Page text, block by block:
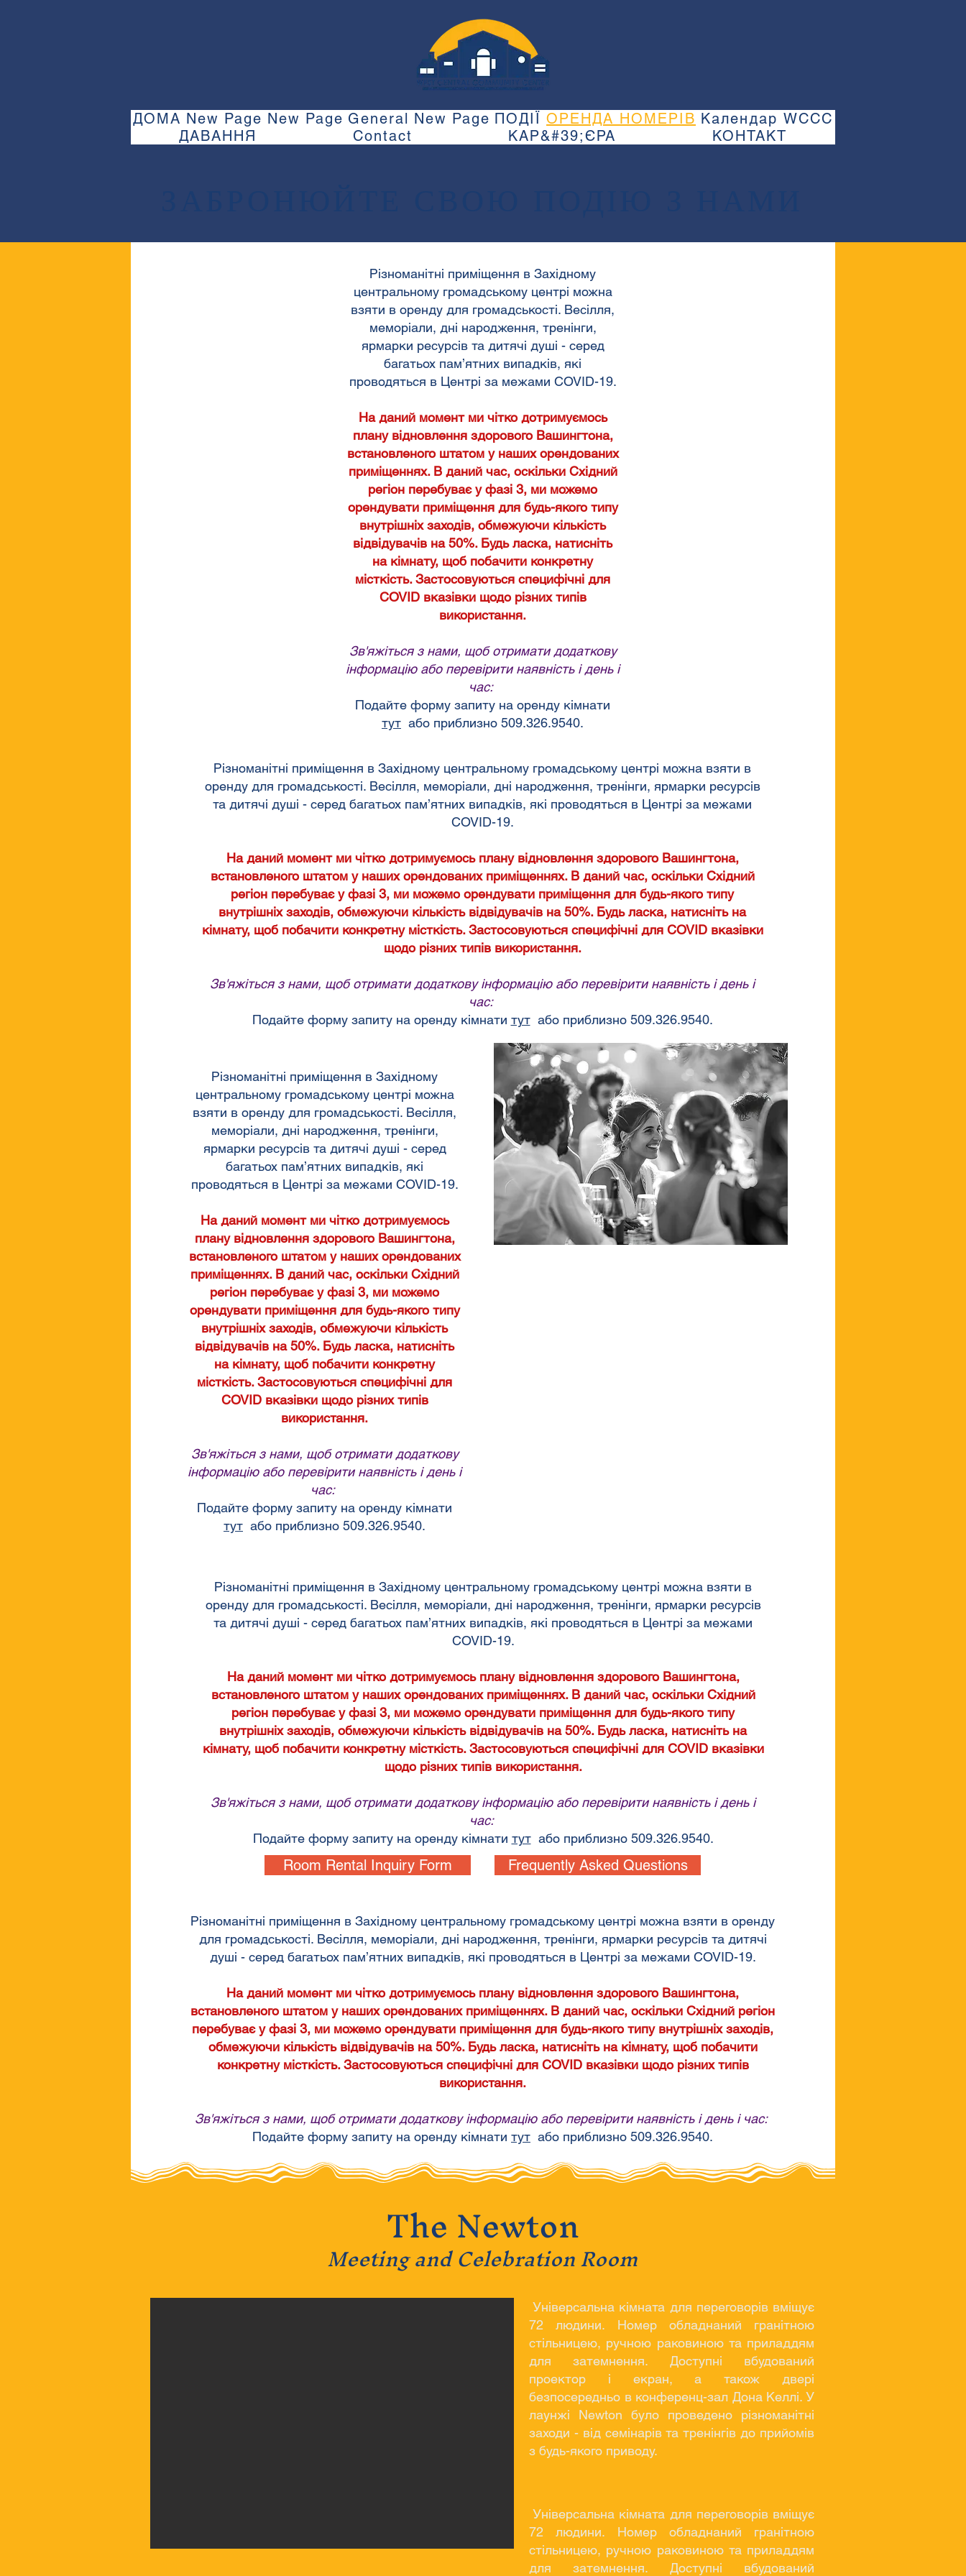
ДОМА New Page New Page General New Page ПОДІЇ ОРЕНДА НОМЕРІВ Календар WCCC
ДАВАННЯ
Contact КАР&#39;ЄРА КОНТАКТ
Різноманітні приміщення в Західному
центральному громадському центрі можна
взяти в оренду для громадськості. Весілля,
меморіали, дні народження, тренінги,
ярмарки ресурсів та дитячі душі - серед
багатьох пам’ятних випадків, які
проводяться в Центрі за межами COVID-19.
На даний момент ми чітко дотримуємось
плану відновлення здорового Вашингтона,
встановленого штатом у наших орендованих
приміщеннях. В даний час, оскільки Східний
регіон перебуває у фазі 3, ми можемо
орендувати приміщення для будь-якого типу
внутрішніх заходів, обмежуючи кількість
відвідувачів на 50%. Будь ласка, натисніть
на кімнату, щоб побачити конкретну
місткість. Застосовуються специфічні для
COVID вказівки щодо різних типів
використання.
Зв'яжіться з нами, щоб отримати додаткову
інформацію або перевірити наявність і день і
час:
Подайте форму запиту на оренду кімнати
тут або приблизно 509.326.9540.
Різноманітні приміщення в Західному центральному громадському центрі можна взяти в
оренду для громадськості. Весілля, меморіали, дні народження, тренінги, ярмарки ресурсів
та дитячі душі - серед багатьох пам’ятних випадків, які проводяться в Центрі за межами
COVID-19.
На даний момент ми чітко дотримуємось плану відновлення здорового Вашингтона,
встановленого штатом у наших орендованих приміщеннях. В даний час, оскільки Східний
регіон перебуває у фазі 3, ми можемо орендувати приміщення для будь-якого типу
внутрішніх заходів, обмежуючи кількість відвідувачів на 50%. Будь ласка, натисніть на
кімнату, щоб побачити конкретну місткість. Застосовуються специфічні для COVID вказівки
щодо різних типів використання.
Зв'яжіться з нами, щоб отримати додаткову інформацію або перевірити наявність і день і
час:
Подайте форму запиту на оренду кімнати тут або приблизно509.326.9540.
Різноманітні приміщення в Західному
центральному громадському центрі можна
взяти в оренду для громадськості. Весілля,
меморіали, дні народження, тренінги,
ярмарки ресурсів та дитячі душі - серед
багатьох пам’ятних випадків, які
проводяться в Центрі за межами COVID-19.
На даний момент ми чітко дотримуємось
плану відновлення здорового Вашингтона,
встановленого штатом у наших орендованих
приміщеннях. В даний час, оскільки Східний
регіон перебуває у фазі 3, ми можемо
орендувати приміщення для будь-якого типу
внутрішніх заходів, обмежуючи кількість
відвідувачів на 50%. Будь ласка, натисніть
на кімнату, щоб побачити конкретну
місткість. Застосовуються специфічні для
COVID вказівки щодо різних типів
використання.
Зв'яжіться з нами, щоб отримати додаткову
інформацію або перевірити наявність і день і
час:
Подайте форму запиту на оренду кімнати
тут або приблизно 509.326.9540.
Різноманітні приміщення в Західному центральному громадському центрі можна взяти в
оренду для громадськості. Весілля, меморіали, дні народження, тренінги, ярмарки ресурсів
та дитячі душі - серед багатьох пам’ятних випадків, які проводяться в Центрі за межами
COVID-19.
На даний момент ми чітко дотримуємось плану відновлення здорового Вашингтона,
встановленого штатом у наших орендованих приміщеннях. В даний час, оскільки Східний
регіон перебуває у фазі 3, ми можемо орендувати приміщення для будь-якого типу
внутрішніх заходів, обмежуючи кількість відвідувачів на 50%. Будь ласка, натисніть на
кімнату, щоб побачити конкретну місткість. Застосовуються специфічні для COVID вказівки
щодо різних типів використання.
Зв'яжіться з нами, щоб отримати додаткову інформацію або перевірити наявність і день і
час:
Подайте форму запиту на оренду кімнати тут або приблизно509.326.9540.
Room Rental Inquiry Form Frequently Asked Questions
Різноманітні приміщення в Західному центральному громадському центрі можна взяти в оренду
для громадськості. Весілля, меморіали, дні народження, тренінги, ярмарки ресурсів та дитячі
душі - серед багатьох пам’ятних випадків, які проводяться в Центрі за межами COVID-19.
На даний момент ми чітко дотримуємось плану відновлення здорового Вашингтона,
встановленого штатом у наших орендованих приміщеннях. В даний час, оскільки Східний регіон
перебуває у фазі 3, ми можемо орендувати приміщення для будь-якого типу внутрішніх заходів,
обмежуючи кількість відвідувачів на 50%. Будь ласка, натисніть на кімнату, щоб побачити
конкретну місткість. Застосовуються специфічні для COVID вказівки щодо різних типів
використання.
Зв'яжіться з нами, щоб отримати додаткову інформацію або перевірити наявність і день і час:
Подайте форму запиту на оренду кімнати тут або приблизно 509.326.9540.
The Newton
Meeting and Celebration Room
Універсальна кімната для переговорів вміщує
72 людини. Номер обладнаний гранітною
стільницею, ручною раковиною та приладдям
для затемнення. Доступні вбудований
проектор і екран, а також двері
безпосередньо в конференц-зал Дона Келлі. У
лаунжі Newton було проведено різноманітні
заходи - від семінарів та тренінгів до прийомів
з будь-якого приводу.
Універсальна кімната для переговорів вміщує
72 людини. Номер обладнаний гранітною
стільницею, ручною раковиною та приладдям
для затемнення. Доступні вбудований